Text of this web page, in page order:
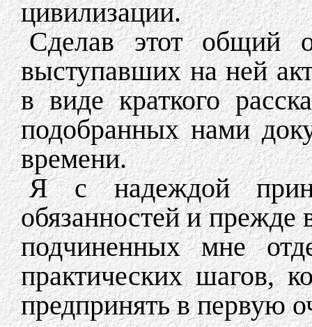
цивилизации.
Сделав этот общий
выступавших на ней
в виде краткого
подобранных нами
времени.
Я с надеждой
обязанностей и прежде
подчиненных мне
практических шагов,
предпринять в первую